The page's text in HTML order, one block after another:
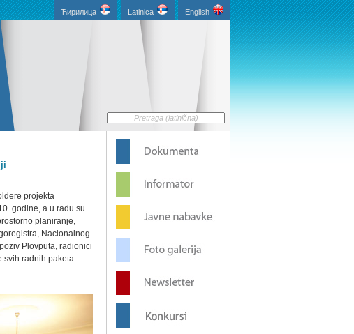
English
Latinica
Ћирилица
projekta
godine, a u radu su
planiranje,
Nacionalnog
Plovputa, radionici
svih radnih paketa